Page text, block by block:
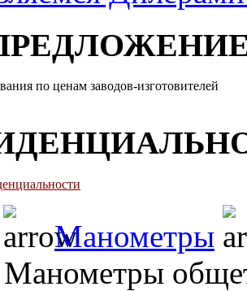
по ценам заводов-изготовителей
Манометры